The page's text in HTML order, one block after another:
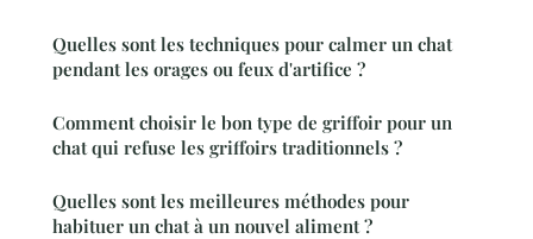
Quelles sont les techniques pour calmer un chat
pendant les orages ou feux d'artifice ?
Comment choisir le bon type de griffoir pour un
chat qui refuse les griffoirs traditionnels ?
Quelles sont les meilleures méthodes pour
habituer un chat à un nouvel aliment ?